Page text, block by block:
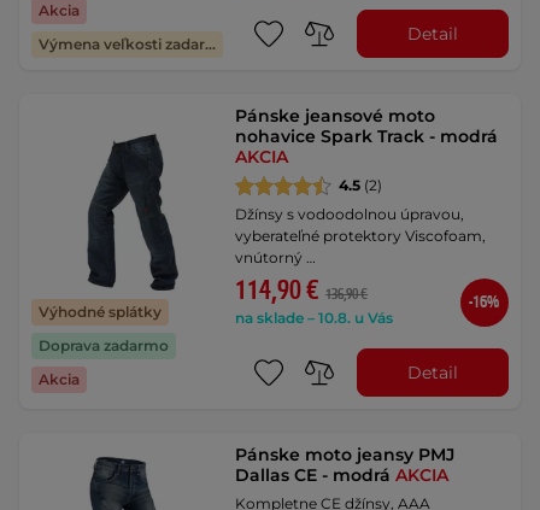
Akcia
Výmena veľkosti zadarmo
Detail
Výhodné splátky
Doprava zadarmo
Akcia
Pánske jeansové moto
nohavice Spark Track - modrá
AKCIA
4.5 (2)
Džínsy s vodoodolnou úpravou,
vyberateľné protektory Viscofoam,
vnútorný …
114,90 € 136,90 €
na sklade – 10.8. u Vás
-16%
Detail
Pánske moto jeansy PMJ
Dallas CE - modráAKCIA
Kompletne CE džínsy, AAA